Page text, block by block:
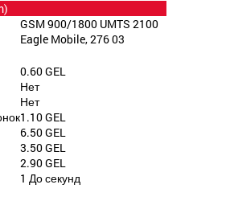
GSM 900/1800 UMTS 2100
Eagle Mobile, 276 03
0.60 GEL
Нет
Нет
1.10 GEL
6.50 GEL
3.50 GEL
2.90 GEL
1 До секунд